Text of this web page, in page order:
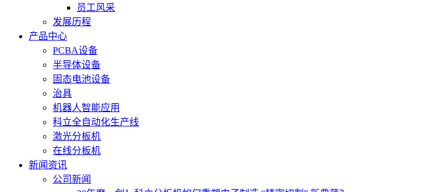
员工风采
发展历程
产品中心
PCBA设备
半导体设备
固态电池设备
治具
机器人智能应用
科立全自动化生产线
激光分板机
在线分板机
新闻资讯
公司新闻